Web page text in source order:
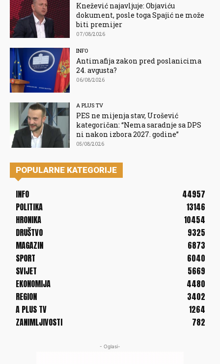
Knežević najavljuje: Objaviću
dokument, posle toga Spajić ne može
biti premijer
07/08/2026
INFO
Antimafija zakon pred poslanicima
24. avgusta?
06/08/2026
A PLUS TV
PES ne mijenja stav, Urošević
kategoričan: “Nema saradnje sa DPS
ni nakon izbora 2027. godine”
05/08/2026
POPULARNE KATEGORIJE
INFO
44957
POLITIKA
13146
HRONIKA
10454
DRUŠTVO
9325
MAGAZIN
6873
SPORT
6040
SVIJET
5669
EKONOMIJA
4480
REGION
3402
A PLUS TV
1264
ZANIMLJIVOSTI
782
- Oglasi-